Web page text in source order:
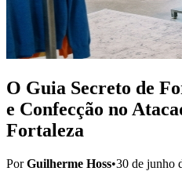
O Guia Secreto de
e Confecção no
Fortaleza
PorGuilherme Hoss•30 de junho